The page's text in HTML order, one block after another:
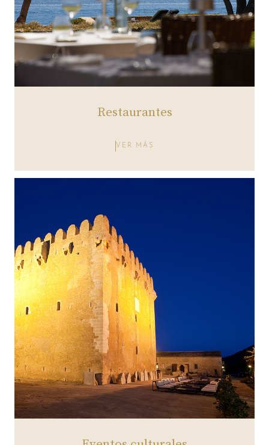
Restaurantes
VER MÁS